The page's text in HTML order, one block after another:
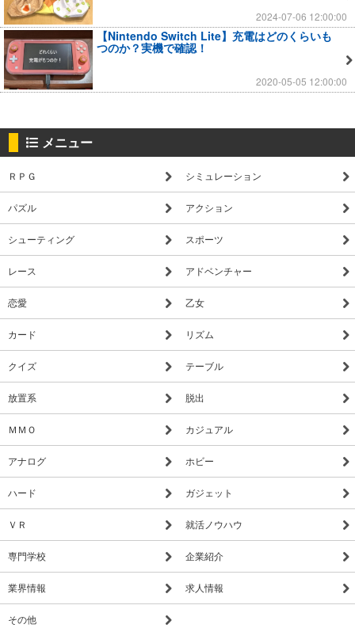
2024-07-06 12:00:00
【Nintendo Switch Lite】充電はどのくらいも
つのか？実機で確認！
2020-05-05 12:00:00
メニュー
ＲＰＧ シミュレーション
パズル アクション
シューティング スポーツ
レース アドベンチャー
恋愛 乙女
カード リズム
クイズ テーブル
放置系 脱出
ＭＭＯ カジュアル
アナログ ホビー
ハード ガジェット
ＶＲ 就活ノウハウ
専門学校 企業紹介
業界情報 求人情報
その他